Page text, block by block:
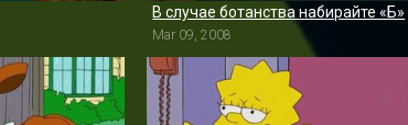
В случае ботанства набирайте «Б»
Mar 09, 2008